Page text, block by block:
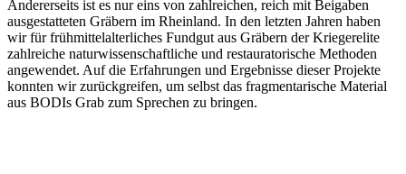
Andererseits ist es nur eins von zahlreichen, reich mit Beigaben
ausgestatteten Gräbern im Rheinland. In den letzten Jahren haben
wir für frühmittelalterliches Fundgut aus Gräbern der Kriegerelite
zahlreiche naturwissenschaftliche und restauratorische Methoden
angewendet. Auf die Erfahrungen und Ergebnisse dieser Projekte
konnten wir zurückgreifen, um selbst das fragmentarische Material
aus BODIs Grab zum Sprechen zu bringen.